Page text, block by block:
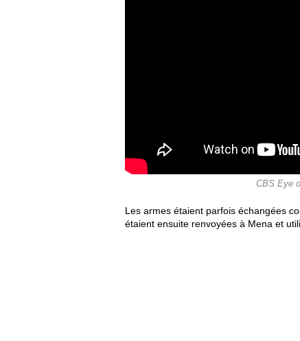
CBS Eye
Les armes étaient parfois échangées
étaient ensuite renvoyées à Mena et